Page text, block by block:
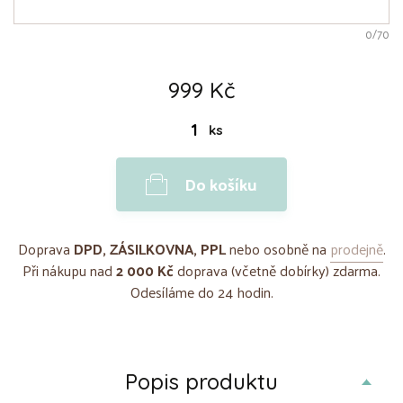
0/70
999 Kč
ks
Do košíku
Doprava DPD, ZÁSILKOVNA, PPLnebo osobně na prodejně.
Při nákupu nad2 000 Kčdoprava (včetně dobírky) zdarma.
Odesíláme do 24 hodin.
Popis produktu